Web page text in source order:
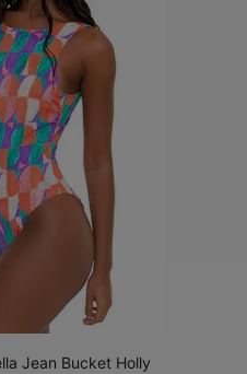
AO
Jean Bucket Holly